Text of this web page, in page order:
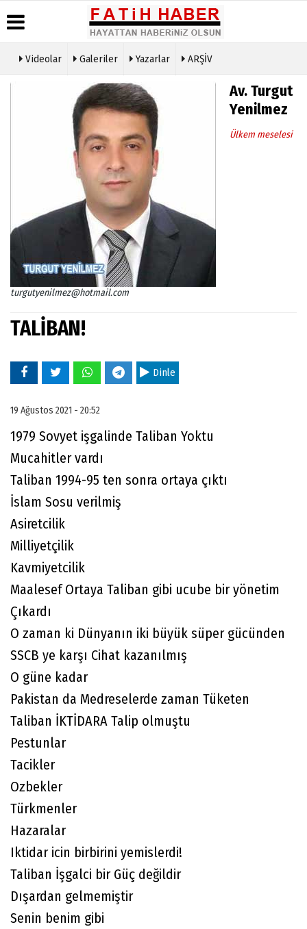
Haberleri
Biyografiler
Künye
İletişim
Politikası
Videolar Galeriler Yazarlar ARŞİV
Av. Turgut
Yenilmez
Ülkem meselesi
turgutyenilmez@hotmail.com
TALİBAN!
Dinle
19 Ağustos 2021 - 20:52
1979 Sovyet işgalinde Taliban Yoktu
Mucahitler vardı
Taliban 1994-95 ten sonra ortaya çıktı
İslam Sosu verilmiş
Asiretcilik
Milliyetçilik
Kavmiyetcilik
Maalesef Ortaya Taliban gibi ucube bir yönetim
Çıkardı
O zaman ki Dünyanın iki büyük süper gücünden
SSCB ye karşı Cihat kazanılmış
O güne kadar
Pakistan da Medreselerde zaman Tüketen
Taliban İKTİDARA Talip olmuştu
Pestunlar
Tacikler
Ozbekler
Türkmenler
Hazaralar
Iktidar icin birbirini yemislerdi!
Taliban İşgalci bir Güç değildir
Dışardan gelmemiştir
Senin benim gibi